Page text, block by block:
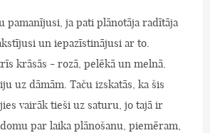
pamanījusi, ja pati plānotāja radītāja
un iepazīstinājusi ar to.
krāsās - rozā, pelēkā un melnā.
uz dāmām. Taču izskatās, ka šis
vairāk tieši uz saturu, jo tajā ir
par laika plānošanu, piemēram,